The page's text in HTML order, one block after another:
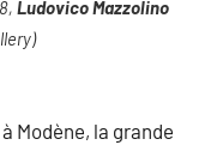
Ludovico Mazzolino
Modène, la grande